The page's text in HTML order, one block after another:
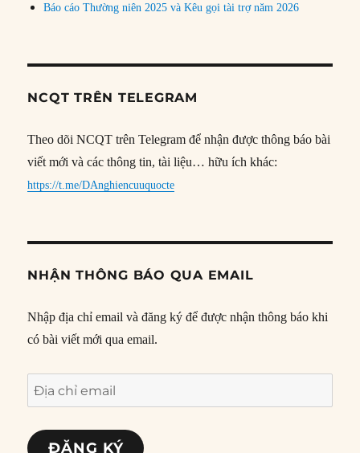
Báo cáo Thường niên 2025 và Kêu gọi tài trợ năm 2026
NCQT TRÊN TELEGRAM
Theo dõi NCQT trên Telegram để nhận được thông báo bài
viết mới và các thông tin, tài liệu… hữu ích khác:
https://t.me/DAnghiencuuquocte
NHẬN THÔNG BÁO QUA EMAIL
Nhập địa chỉ email và đăng ký để được nhận thông báo khi
có bài viết mới qua email.
Địa
chỉ
email
ĐĂNG KÝ